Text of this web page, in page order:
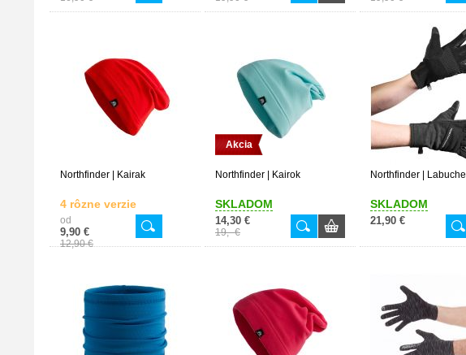
Northfinder | Kairak
4 rôzne verzie
od
9,90 €
12,90 €
Akcia
Northfinder | Kairok
SKLADOM
14,30 €
19,- €
Northfinder | Labuche
SKLADOM
21,90 €